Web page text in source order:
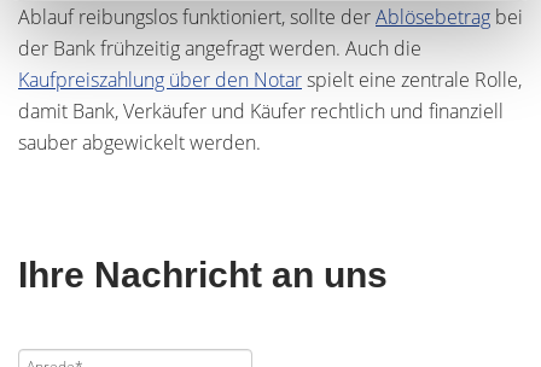
Ablauf reibungslos funktioniert, sollte derAblösebetrag bei
der Bank frühzeitig angefragt werden. Auch die
Kaufpreiszahlung über den Notarspielt eine zentrale Rolle,
damit Bank, Verkäufer und Käufer rechtlich und finanziell
sauber abgewickelt werden.
Ihre Nachricht an uns